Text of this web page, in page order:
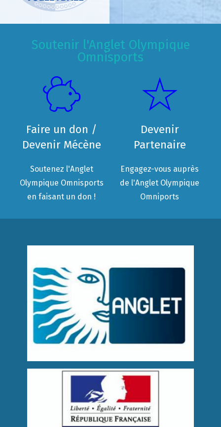
Soutenir l'Anglet Olympique
Omnisports
Faire un don /
Devenir Mécène
Soutenez l'Anglet
Olympique Omnisports
en faisant un don !
Devenir
Partenaire
Engagez-vous auprès
de l'Anglet Olympique
Omniports